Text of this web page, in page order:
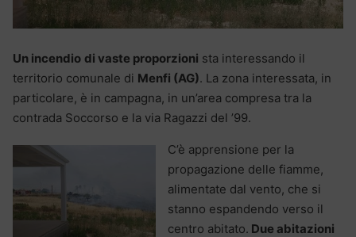
Un incendio di vaste proporzioni sta interessando il
territorio comunale di Menfi (AG). La zona interessata, in
particolare, è in campagna, in un’area compresa tra la
contrada Soccorso e la via Ragazzi del ’99.
C’è apprensione per la
propagazione delle fiamme,
alimentate dal vento, che si
stanno espandendo verso il
centro abitato. Due abitazioni